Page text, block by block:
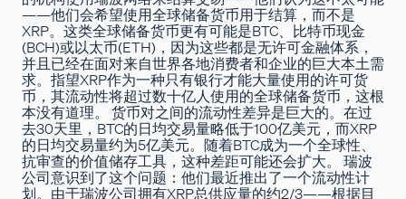
——他们会希望使用全球储备货币用于结算，而不是
XRP。这类全球储备货币更有可能是BTC、比特币现金
(BCH)或以太币(ETH)，因为这些都是无许可金融体系，
并且已经在面对来自世界各地消费者和企业的巨大本土需
求。指望XRP作为一种只有银行才能大量使用的许可货
币，其流动性将超过数十亿人使用的全球储备货币，这根
本没有道理。 货币对之间的流动性差异是巨大的。在过
去30天里，BTC的日均交易量略低于100亿美元 ，而XRP
的日均交易量约为5亿美元。随着BTC成为一个全球性、
抗审查的价值储存工具，这种差距可能还会扩大。 瑞波
公司意识到了这个问题：他们最近推出了一个流动性计
划。由于瑞波公司拥有XRP总供应量的约2/3——根据目